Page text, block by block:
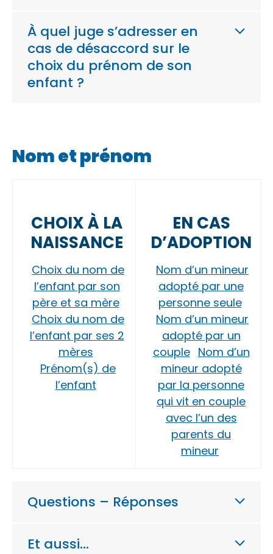
À quel juge s’adresser en
cas de désaccord sur le
choix du prénom de son
enfant ?
Nom et prénom
CHOIX À LA
NAISSANCE
Choix du nom de
l’enfant par son
père et sa mère
Choix du nom de
l’enfant par ses 2
mères
Prénom(s) de
l’enfant
EN CAS
D’ADOPTION
Nom d’un mineur
adopté par une
personne seule
Nom d’un mineur
adopté par un
couple Nom d’un
mineur adopté
par la personne
qui vit en couple
avec l’un des
parents du
mineur
Questions – Réponses
Et aussi…